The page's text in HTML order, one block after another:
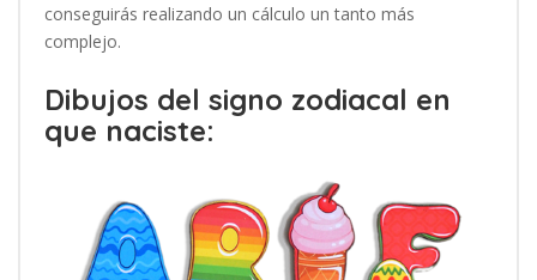
conseguirás realizando un cálculo un tanto más
complejo.
Dibujos del signo zodiacal en
que naciste: